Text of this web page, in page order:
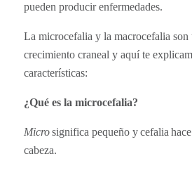
pueden producir enfermedades.
La microcefalia y la macrocefalia son
crecimiento craneal y aquí te
características:
¿Qué es la microcefalia?
Microsignifica pequeño y cefalia
cabeza.